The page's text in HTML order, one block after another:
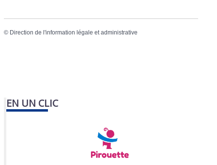
© Direction de l'information légale et administrative
EN UN CLIC